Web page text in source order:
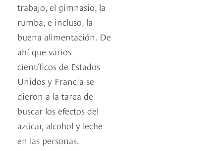
trabajo, el gimnasio, la
rumba, e incluso, la
buena alimentación. De
ahí que varios
científicos de Estados
Unidos y Francia se
dieron a la tarea de
buscar los efectos del
azúcar, alcohol y leche
en las personas.